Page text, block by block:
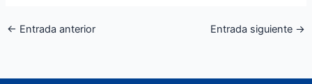
← Entrada anterior Entrada siguiente →